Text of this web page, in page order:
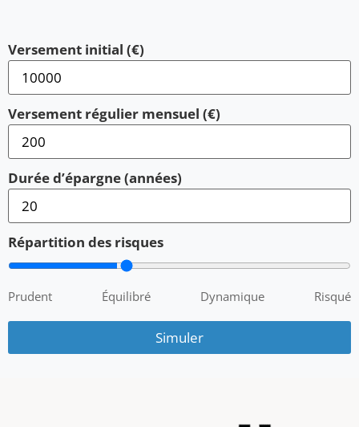
Versement initial (€)
Versement régulier mensuel (€)
Durée d’épargne (années)
Répartition des risques
Prudent Équilibré Dynamique Risqué
Simuler